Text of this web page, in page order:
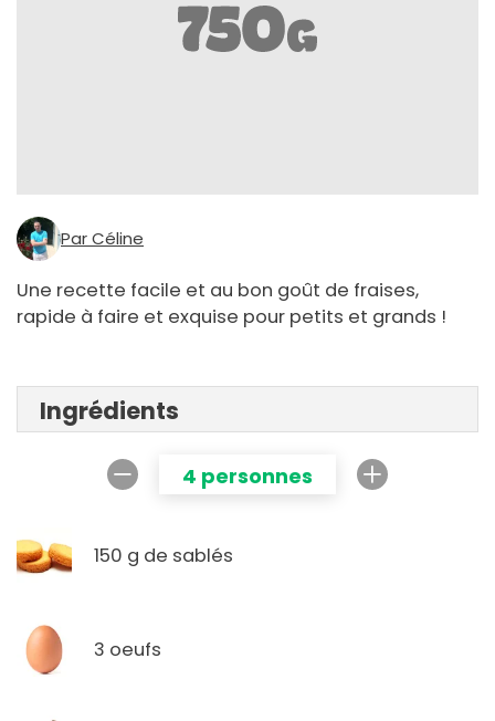
Par Céline
Une recette facile et au bon goût de fraises,
rapide à faire et exquise pour petits et grands !
Ingrédients
4 personnes
150 g de sablés
3 oeufs